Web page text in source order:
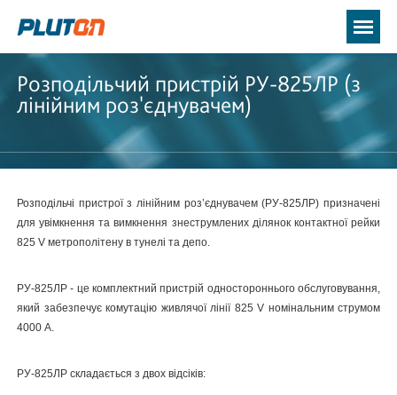
Розподільчий пристрій РУ-825ЛР (з
лінійним роз'єднувачем)
Розподільчі пристрої з лінійним роз’єднувачем (РУ-825ЛР) призначені
для увімкнення та вимкнення знеструмлених ділянок контактної рейки
825 V метрополітену в тунелі та депо.
РУ-825ЛР - це комплектний пристрій одностороннього обслуговування,
який забезпечує комутацію живлячої лінії 825 V номінальним струмом
4000 А.
РУ-825ЛР складається з двох відсіків: